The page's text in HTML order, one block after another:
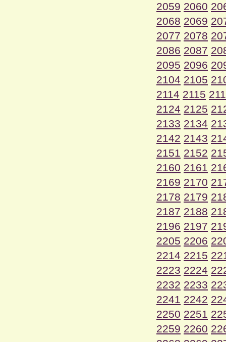
2059 2060
2068 2069
2077 2078
2086 2087
2095 2096
2104 2105
2114 2115
2124 2125
2133 2134
2142 2143
2151 2152
2160 2161
2169 2170
2178 2179
2187 2188
2196 2197
2205 2206
2214 2215
2223 2224
2232 2233
2241 2242
2250 2251
2259 2260